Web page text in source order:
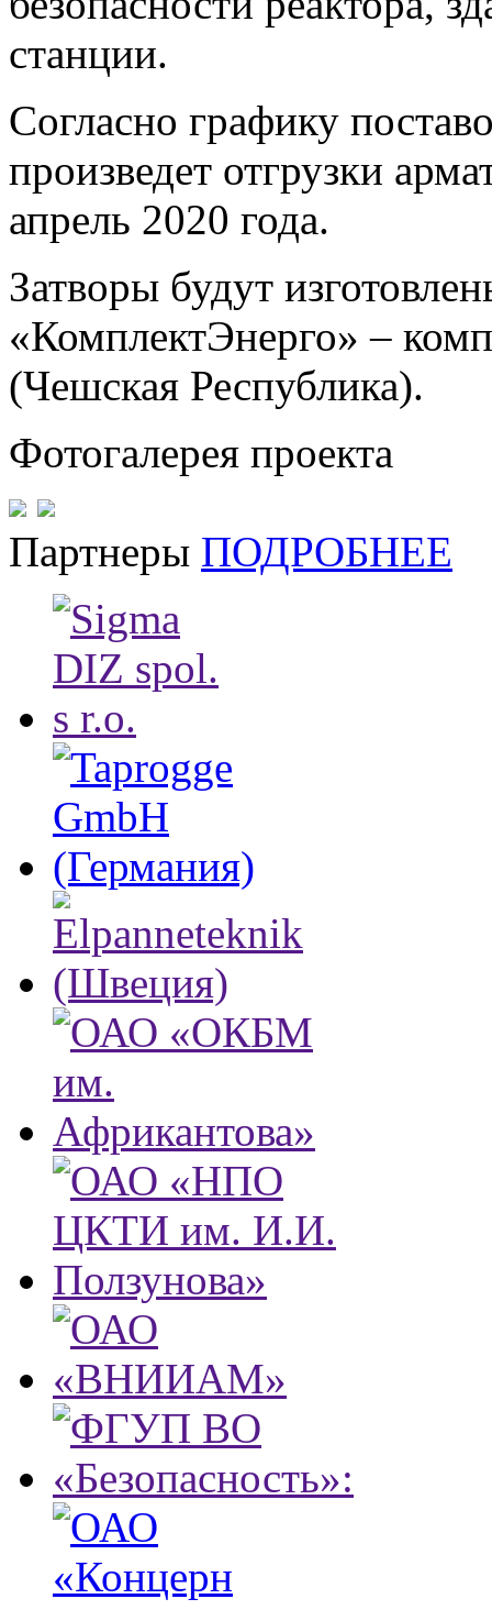
станции.
Согласно графику
произведет отгрузки
апрель 2020 года.
Затворы будут
«КомплектЭнерго» –
(Чешская Республика).
Фотогалерея проекта
Партнеры ПОДРОБНЕЕ